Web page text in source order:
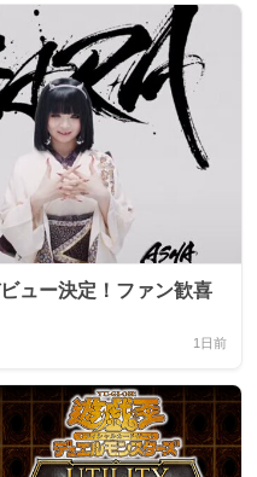
ュー決定！ファン歓喜
1日前